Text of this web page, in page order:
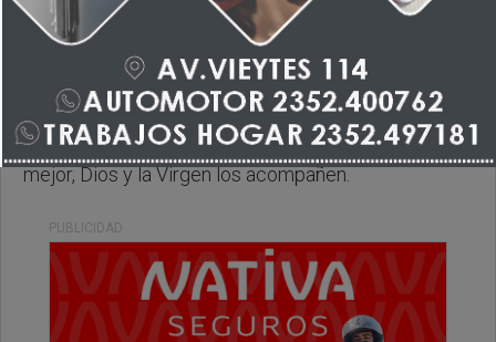
Lunes, 15 de Junio de 2026 . 07:58 Hs.
Muy feliz comienzo de semana, le deseamos lo
mejor, Dios y la Virgen los acompañen.
PUBLICIDAD